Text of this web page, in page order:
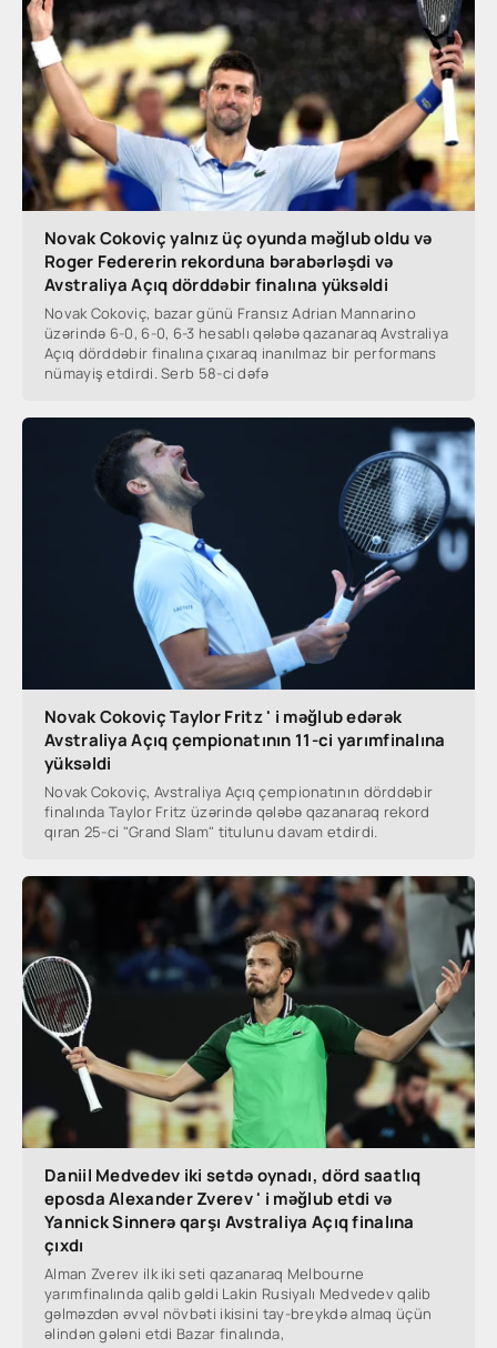
Novak Cokoviç yalnız üç oyunda məğlub oldu və
Roger Federerin rekorduna bərabərləşdi və
Avstraliya Açıq dörddəbir finalına yüksəldi
Novak Cokoviç, bazar günü Fransız Adrian Mannarino
üzərində 6-0, 6-0, 6-3 hesablı qələbə qazanaraq Avstraliya
Açıq dörddəbir finalına çıxaraq inanılmaz bir performans
nümayiş etdirdi. Serb 58-ci dəfə
Novak Cokoviç Taylor Fritz ' i məğlub edərək
Avstraliya Açıq çempionatının 11-ci yarımfinalına
yüksəldi
Novak Cokoviç, Avstraliya Açıq çempionatının dörddəbir
finalında Taylor Fritz üzərində qələbə qazanaraq rekord
qıran 25-ci "Grand Slam" titulunu davam etdirdi.
Daniil Medvedev iki setdə oynadı, dörd saatlıq
eposda Alexander Zverev ' i məğlub etdi və
Yannick Sinnerə qarşı Avstraliya Açıq finalına
çıxdı
Alman Zverev ilk iki seti qazanaraq Melbourne
yarımfinalında qalib gəldi Lakin Rusiyalı Medvedev qalib
gəlməzdən əvvəl növbəti ikisini tay-breykdə almaq üçün
əlindən gələni etdi Bazar finalında,